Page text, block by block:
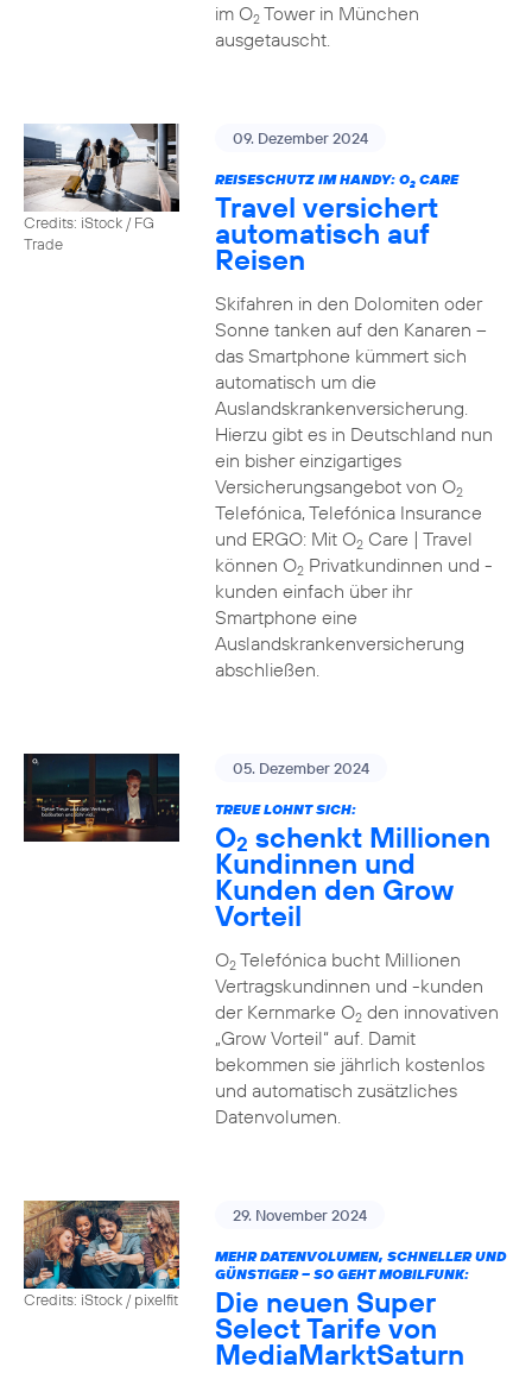
im O2Tower in München
ausgetauscht.
Credits: iStock / FG
Trade
09. Dezember 2024
REISESCHUTZ IM HANDY: O2CARE
Travel versichert
automatisch auf
Reisen
Skifahren in den Dolomiten oder
Sonne tanken auf den Kanaren –
das Smartphone kümmert sich
automatisch um die
Auslandskrankenversicherung.
Hierzu gibt es in Deutschland nun
ein bisher einzigartiges
Versicherungsangebot von O2
Telefónica, Telefónica Insurance
und ERGO: Mit O2Care | Travel
können O2Privatkundinnen und -
kunden einfach über ihr
Smartphone eine
Auslandskrankenversicherung
abschließen.
05. Dezember 2024
TREUE LOHNT SICH:
O2 schenkt Millionen
Kundinnen und
Kunden den Grow
Vorteil
O2Telefónica bucht Millionen
Vertragskundinnen und -kunden
der Kernmarke O2den innovativen
„Grow Vorteil“ auf. Damit
bekommen sie jährlich kostenlos
und automatisch zusätzliches
Datenvolumen.
Credits: iStock / pixelfit
29. November 2024
MEHR DATENVOLUMEN, SCHNELLER UND
GÜNSTIGER – SO GEHT MOBILFUNK:
Die neuen Super
Select Tarife von
MediaMarktSaturn